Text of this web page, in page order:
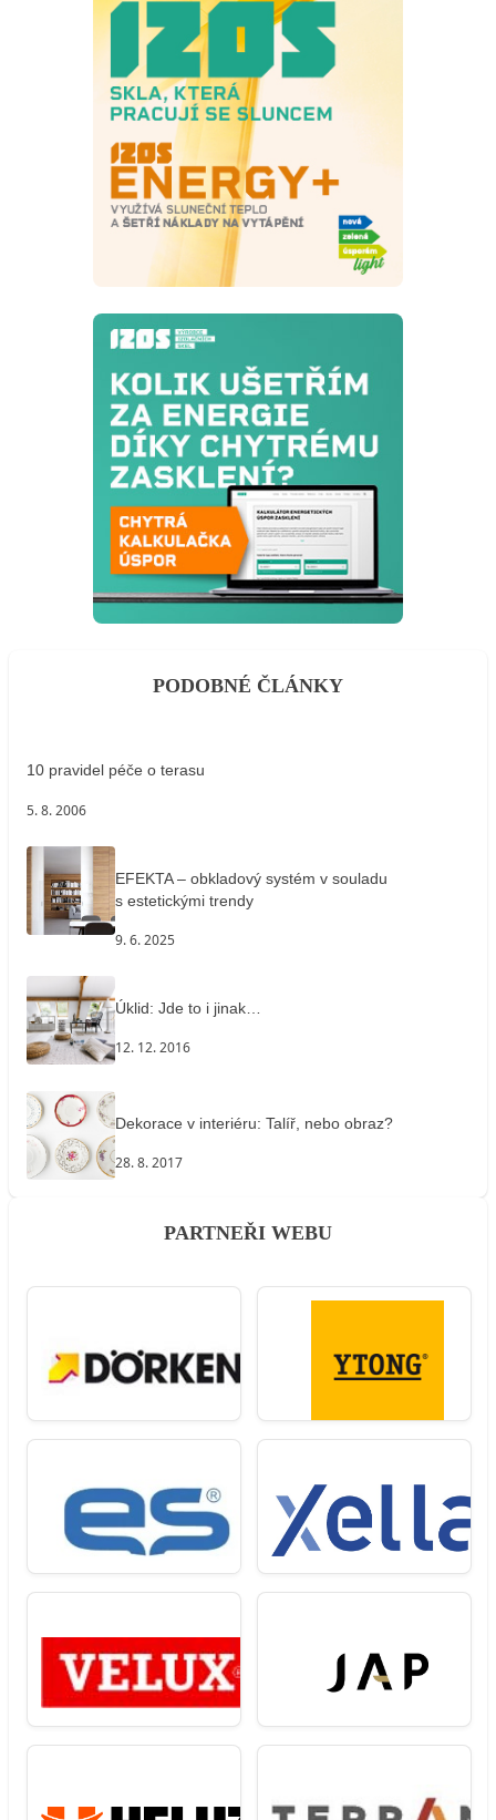
PODOBNÉ ČLÁNKY
10 pravidel péče o terasu
5. 8. 2006
EFEKTA – obkladový systém v souladu
s estetickými trendy
9. 6. 2025
Úklid: Jde to i jinak…
12. 12. 2016
Dekorace v interiéru: Talíř, nebo obraz?
28. 8. 2017
PARTNEŘI WEBU